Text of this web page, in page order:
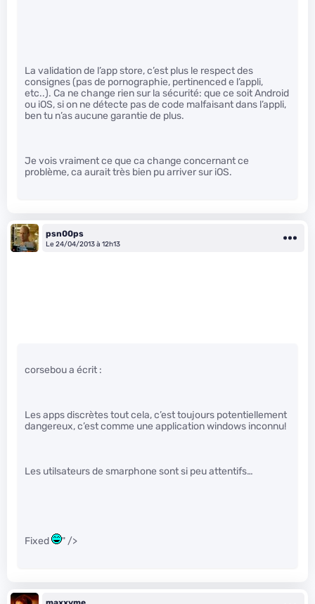
La validation de l’app store, c’est plus le respect des
consignes (pas de pornographie, pertinenced e l’appli,
etc..). Ca ne change rien sur la sécurité: que ce soit Android
ou iOS, si on ne détecte pas de code malfaisant dans l’appli,
ben tu n’as aucune garantie de plus.
Je vois vraiment ce que ca change concernant ce
problème, ca aurait très bien pu arriver sur iOS.
psn00ps
Le 24/04/2013 à 12h13
corsebou a écrit :
Les apps discrètes tout cela, c’est toujours potentiellement
dangereux, c’est comme une application windows inconnu!
Les utilsateurs de smarphone sont si peu attentifs…
Fixed " />